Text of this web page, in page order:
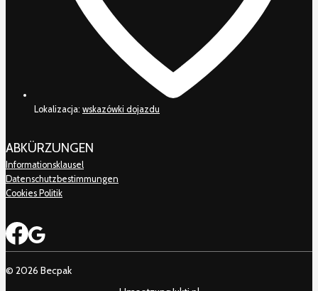
Lokalizacja: wskazówki dojazdu
ABKÜRZUNGEN
Informationsklausel
Datenschutzbestimmungen
Cookies Politik
© 2026 Becpak